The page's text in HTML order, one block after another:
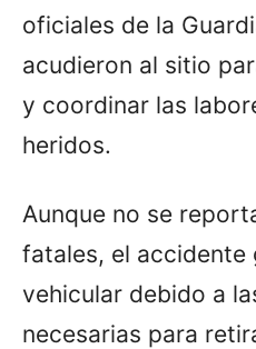
oficiales de la
acudieron al sitio
y coordinar las
heridos.
Aunque no se
fatales, el accidente
vehicular debido a
necesarias para